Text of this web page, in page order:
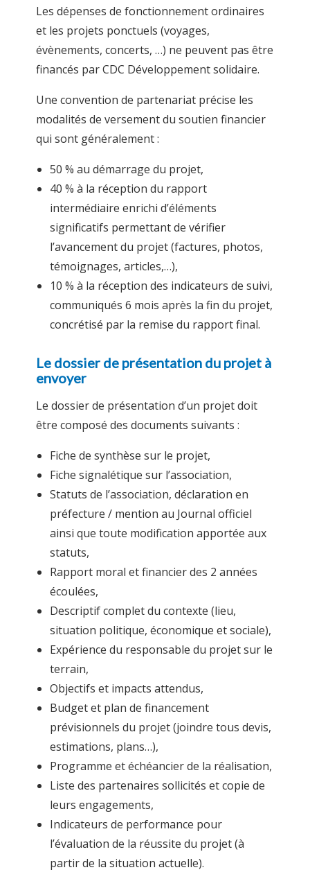
Les dépenses de fonctionnement ordinaires
et les projets ponctuels (voyages,
évènements, concerts, …) ne peuvent pas être
financés par CDC Développement solidaire.
Une convention de partenariat précise les
modalités de versement du soutien financier
qui sont généralement :
50 % au démarrage du projet,
40 % à la réception du rapport
intermédiaire enrichi d’éléments
significatifs permettant de vérifier
l’avancement du projet (factures, photos,
témoignages, articles,…),
10 % à la réception des indicateurs de suivi,
communiqués 6 mois après la fin du projet,
concrétisé par la remise du rapport final.
Le dossier de présentation du projet à
envoyer
Le dossier de présentation d’un projet doit
être composé des documents suivants :
Fiche de synthèse sur le projet,
Fiche signalétique sur l’association,
Statuts de l’association, déclaration en
préfecture / mention au Journal officiel
ainsi que toute modification apportée aux
statuts,
Rapport moral et financier des 2 années
écoulées,
Descriptif complet du contexte (lieu,
situation politique, économique et sociale),
Expérience du responsable du projet sur le
terrain,
Objectifs et impacts attendus,
Budget et plan de financement
prévisionnels du projet (joindre tous devis,
estimations, plans…),
Programme et échéancier de la réalisation,
Liste des partenaires sollicités et copie de
leurs engagements,
Indicateurs de performance pour
l’évaluation de la réussite du projet (à
partir de la situation actuelle).